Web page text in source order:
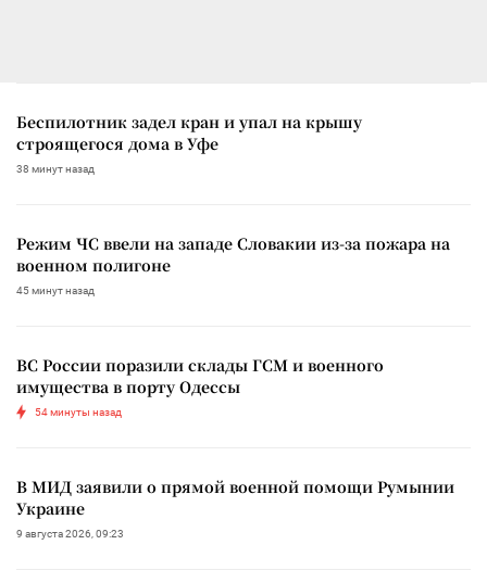
Беспилотник задел кран и упал на крышу
строящегося дома в Уфе
38 минут назад
Режим ЧС ввели на западе Словакии из-за пожара на
военном полигоне
45 минут назад
ВС России поразили склады ГСМ и военного
имущества в порту Одессы
54 минуты назад
В МИД заявили о прямой военной помощи Румынии
Украине
9 августа 2026, 09:23